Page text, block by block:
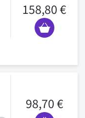
158,80 €
98,70 €